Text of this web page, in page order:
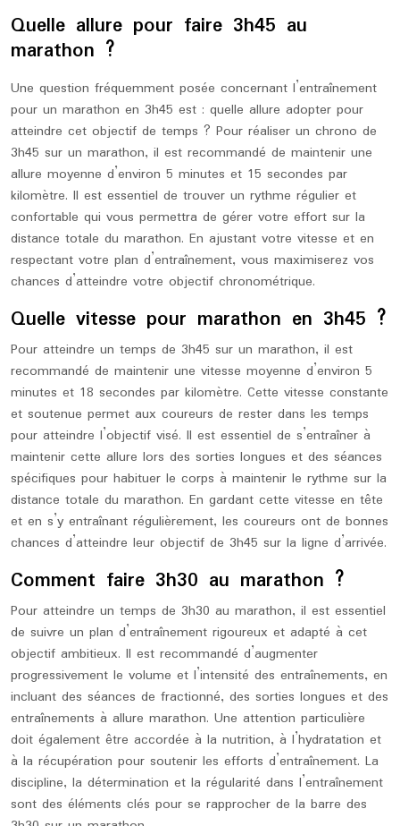
Quelle allure pour faire 3h45 au
marathon ?
Une question fréquemment posée concernant l’entraînement
pour un marathon en 3h45 est : quelle allure adopter pour
atteindre cet objectif de temps ? Pour réaliser un chrono de
3h45 sur un marathon, il est recommandé de maintenir une
allure moyenne d’environ 5 minutes et 15 secondes par
kilomètre. Il est essentiel de trouver un rythme régulier et
confortable qui vous permettra de gérer votre effort sur la
distance totale du marathon. En ajustant votre vitesse et en
respectant votre plan d’entraînement, vous maximiserez vos
chances d’atteindre votre objectif chronométrique.
Quelle vitesse pour marathon en 3h45 ?
Pour atteindre un temps de 3h45 sur un marathon, il est
recommandé de maintenir une vitesse moyenne d’environ 5
minutes et 18 secondes par kilomètre. Cette vitesse constante
et soutenue permet aux coureurs de rester dans les temps
pour atteindre l’objectif visé. Il est essentiel de s’entraîner à
maintenir cette allure lors des sorties longues et des séances
spécifiques pour habituer le corps à maintenir le rythme sur la
distance totale du marathon. En gardant cette vitesse en tête
et en s’y entraînant régulièrement, les coureurs ont de bonnes
chances d’atteindre leur objectif de 3h45 sur la ligne d’arrivée.
Comment faire 3h30 au marathon ?
Pour atteindre un temps de 3h30 au marathon, il est essentiel
de suivre un plan d’entraînement rigoureux et adapté à cet
objectif ambitieux. Il est recommandé d’augmenter
progressivement le volume et l’intensité des entraînements, en
incluant des séances de fractionné, des sorties longues et des
entraînements à allure marathon. Une attention particulière
doit également être accordée à la nutrition, à l’hydratation et
à la récupération pour soutenir les efforts d’entraînement. La
discipline, la détermination et la régularité dans l’entraînement
sont des éléments clés pour se rapprocher de la barre des